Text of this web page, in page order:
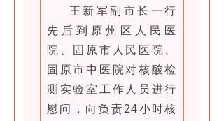
王新军副市长一行
先后到原州区人民医
院、固原市人民医院、
固原市中医院对核酸检
测实验室工作人员进行
慰问，向负责24小时核